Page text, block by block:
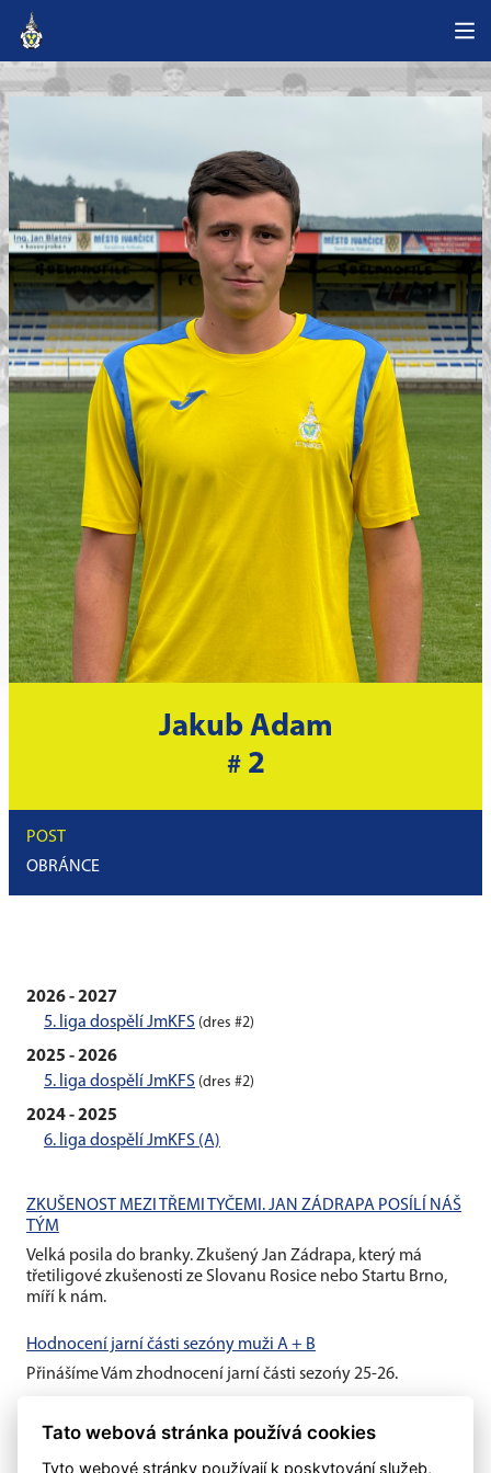
Jakub Adam
# 2
POST
OBRÁNCE
2026 - 2027
5. liga dospělí JmKFS (dres #2)
2025 - 2026
5. liga dospělí JmKFS (dres #2)
2024 - 2025
6. liga dospělí JmKFS (A)
ZKUŠENOST MEZI TŘEMI TYČEMI. JAN ZÁDRAPA POSÍLÍ NÁŠ
TÝM
Velká posila do branky. Zkušený Jan Zádrapa, který má
třetiligové zkušenosti ze Slovanu Rosice nebo Startu Brno,
míří k nám.
Hodnocení jarní části sezóny muži A + B
Přinášíme Vám zhodnocení jarní části sezońy 25-26.
Hodnocení jarní části sezóny žáci + dorost
Tato webová stránka používá cookies
Tyto webové stránky používají k poskytování služeb,